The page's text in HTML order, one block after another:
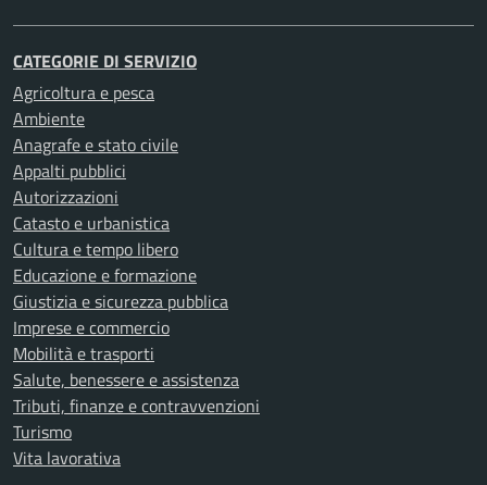
CATEGORIE DI SERVIZIO
Agricoltura e pesca
Ambiente
Anagrafe e stato civile
Appalti pubblici
Autorizzazioni
Catasto e urbanistica
Cultura e tempo libero
Educazione e formazione
Giustizia e sicurezza pubblica
Imprese e commercio
Mobilità e trasporti
Salute, benessere e assistenza
Tributi, finanze e contravvenzioni
Turismo
Vita lavorativa